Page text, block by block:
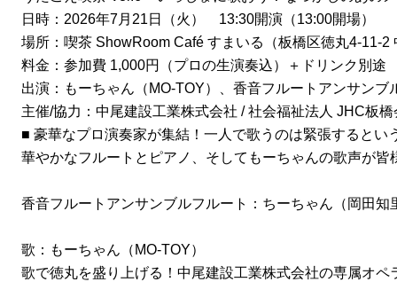
日時：2026年7月21日（火） 13:30開演（13:00開場）
場所：喫茶 ShowRoom Café すまいる（板橋区徳丸4-11-2
料金：参加費 1,000円（プロの生演奏込）＋ドリンク別途
出演：もーちゃん（MO-TOY）、香音フルートアンサンブ
主催/協力：中尾建設工業株式会社 / 社会福祉法人 JHC板橋
■ 豪華なプロ演奏家が集結！一人で歌うのは緊張するとい
華やかなフルートとピアノ、そしてもーちゃんの歌声が皆
香音フルートアンサンブルフルート：ちーちゃん（岡田
歌：もーちゃん（MO-TOY）
歌で徳丸を盛り上げる！中尾建設工業株式会社の専属オペ